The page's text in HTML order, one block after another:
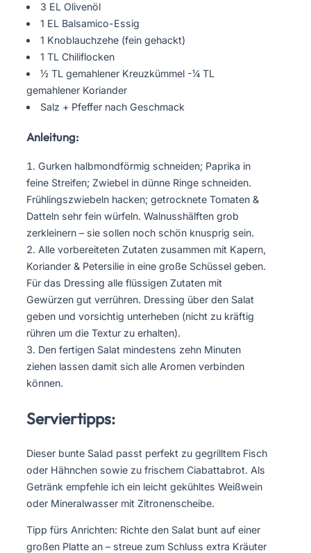
3 EL Olivenöl
1 EL Balsamico-Essig
1 Knoblauchzehe (fein gehackt)
1 TL Chiliflocken
½ TL gemahlener Kreuzkümmel -¼ TL
gemahlener Koriander
Salz + Pfeffer nach Geschmack
Anleitung:
Gurken halbmondförmig schneiden; Paprika in
feine Streifen; Zwiebel in dünne Ringe schneiden.
Frühlingszwiebeln hacken; getrocknete Tomaten &
Datteln sehr fein würfeln. Walnusshälften grob
zerkleinern – sie sollen noch schön knusprig sein.
Alle vorbereiteten Zutaten zusammen mit Kapern,
Koriander & Petersilie in eine große Schüssel geben.
Für das Dressing alle flüssigen Zutaten mit
Gewürzen gut verrühren. Dressing über den Salat
geben und vorsichtig unterheben (nicht zu kräftig
rühren um die Textur zu erhalten).
Den fertigen Salat mindestens zehn Minuten
ziehen lassen damit sich alle Aromen verbinden
können.
Serviertipps:
Dieser bunte Salad passt perfekt zu gegrilltem Fisch
oder Hähnchen sowie zu frischem Ciabattabrot. Als
Getränk empfehle ich ein leicht gekühltes Weißwein
oder Mineralwasser mit Zitronenscheibe.
Tipp fürs Anrichten: Richte den Salat bunt auf einer
großen Platte an – streue zum Schluss extra Kräuter